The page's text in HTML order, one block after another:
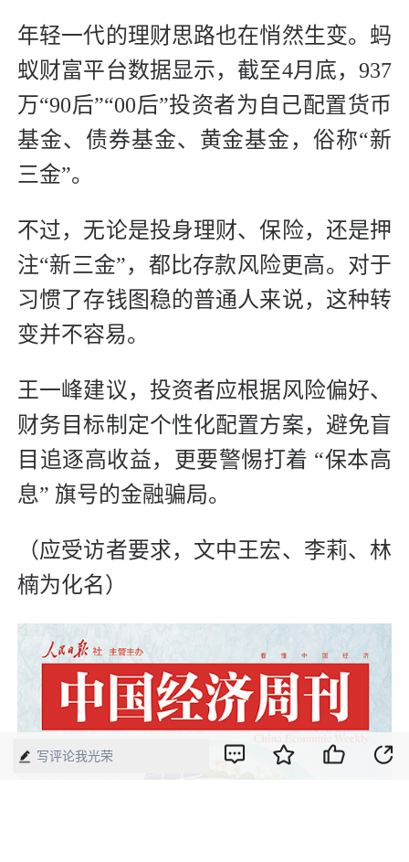
年轻一代的理财思路也在悄然生变。蚂
蚁财富平台数据显示，截至4月底，937
万“90后”“00后”投资者为自己配置货币
基金、债券基金、黄金基金，俗称“新
三金”。
不过，无论是投身理财、保险，还是押
注“新三金”，都比存款风险更高。对于
习惯了存钱图稳的普通人来说，这种转
变并不容易。
王一峰建议，投资者应根据风险偏好、
财务目标制定个性化配置方案，避免盲
目追逐高收益，更要警惕打着 “保本高
息” 旗号的金融骗局。
（应受访者要求，文中王宏、李莉、林
楠为化名）
写评论我光荣